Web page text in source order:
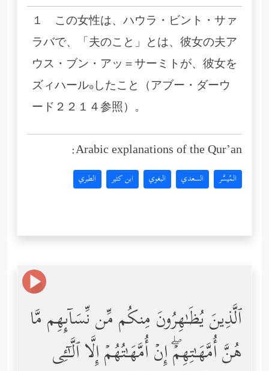
１ この女性は、ハウラ・ビント・サァ
ラバで、「夫のこと」とは、彼女の夫ア
ウス・ブン・アッ＝サーミトが、彼女を
ズィハール*したこと（アブー・ダーウ
ード２２１４参照）。
Arabic explanations of the Qur’an:
المُيسَّر السعدي البغوي ابن كثير الطبري
ٱلَّذِینَ یُظَـٰهِرُونَ مِنكُم مِّن نِّسَاۤىِٕهِم مَّا
هُنَّ أُمَّهَـٰتِهِمۡۖ إِنۡ أُمَّهَـٰتُهُمۡ إِلَّا ٱلَّـٰۤـِٔی